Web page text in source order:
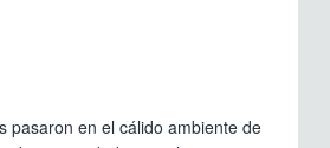
pasaron en el cálido ambiente de